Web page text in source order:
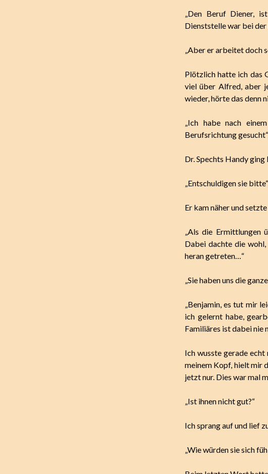
„Den Beruf Diener,
Dienststelle war bei
„Aber er arbeitet doch
Plötzlich hatte ich das
viel über Alfred, aber
wieder, hörte das denn
„Ich habe nach
Berufsrichtung
Dr. Spechts Handy ging
„Entschuldigen sie
Er kam näher und
„Als die Ermittlungen
Dabei dachte die
heran getreten…“
„Sie haben uns die
„Benjamin, es tut mir
ich gelernt habe,
Familiäres ist dabei nie
Ich wusste gerade
meinem Kopf, hielt mir
jetzt nur. Dies war mal
„Ist ihnen nicht gut?“
Ich sprang auf und lief
„Wie würden sie sich